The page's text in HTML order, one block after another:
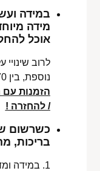
במידה
מידה
אוכל
לרוב שינויי
נוספת, בין 30-70 ₪. תלוי במקרה,
הזמנות עם
/ להחזרה !
כשרשום
בריכות,
1. במידה